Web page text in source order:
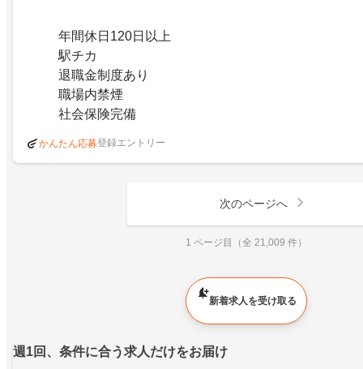
年間休日120日以上
駅チカ
退職金制度あり
職場内禁煙
社会保険完備
かんたん応募登録エントリー
次のページへ
1 ページ目（全 21,009 件）
新着求人を受け取る
週1回、条件に合う求人だけをお届け